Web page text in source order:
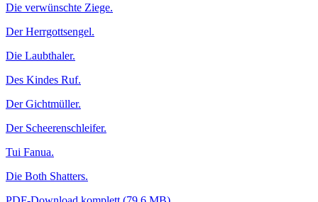
Die verwünschte Ziege.
Der Herrgottsengel.
Die Laubthaler.
Des Kindes Ruf.
Der Gichtmüller.
Der Scheerenschleifer.
Tui Fanua.
Die Both Shatters.